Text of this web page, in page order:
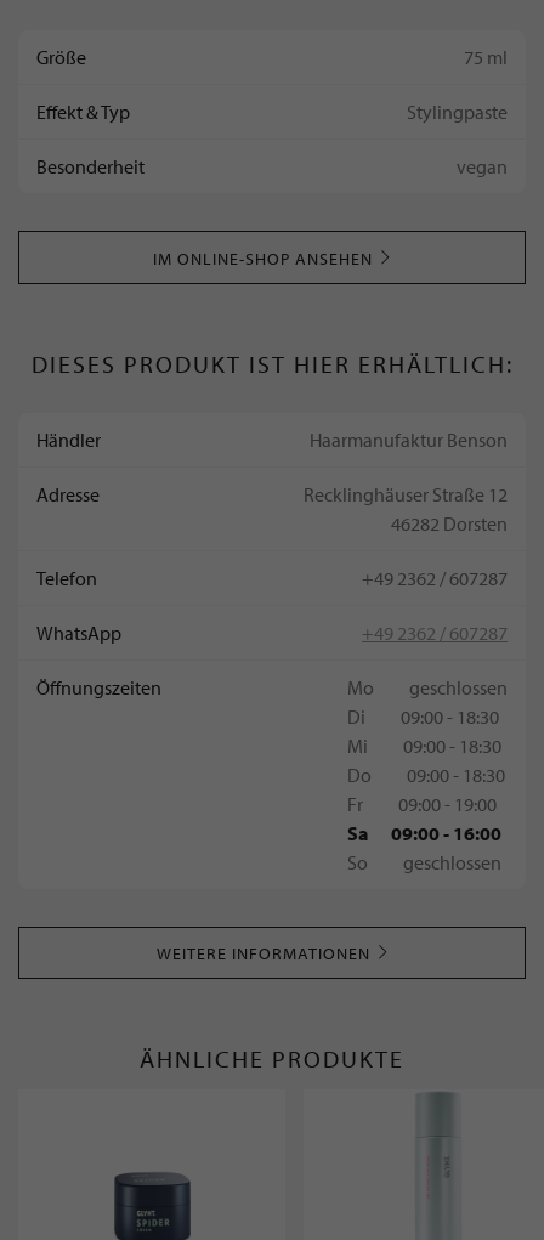
Größe 75 ml
Effekt & Typ Stylingpaste
Besonderheit vegan
IM ONLINE-SHOP ANSEHEN
DIESES PRODUKT IST HIER ERHÄLTLICH:
Händler Haarmanufaktur Benson
Adresse
Recklinghäuser Straße 12
46282 Dorsten
Telefon +49 2362 / 607287
WhatsApp +49 2362 / 607287
Öffnungszeiten Mo
geschlossen
Di
09:00 - 18:30
Mi
09:00 - 18:30
Do
09:00 - 18:30
Fr
09:00 - 19:00
Sa
09:00 - 16:00
So
geschlossen
WEITERE INFORMATIONEN
ÄHNLICHE PRODUKTE